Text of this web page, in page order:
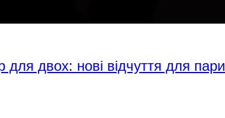
для двох: нові відчуття для пари